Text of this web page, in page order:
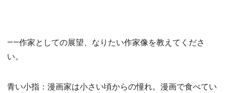
――作家としての展望、なりたい作家像を教えてくださ
い。
青い小指：漫画家は小さい頃からの憧れ。漫画で食べてい